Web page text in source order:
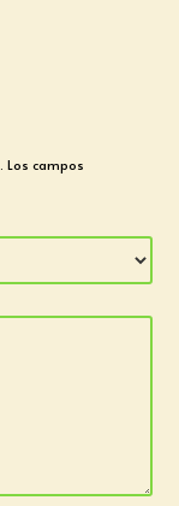
Los campos